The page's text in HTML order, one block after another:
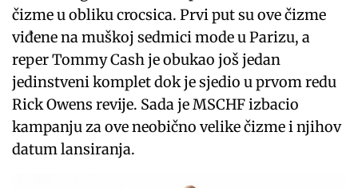
čizme u obliku crocsica. Prvi put su ove čizme
viđene na muškoj sedmici mode u Parizu, a
reper Tommy Cash je obukao još jedan
jedinstveni komplet dok je sjedio u prvom redu
Rick Owens revije. Sada je MSCHF izbacio
kampanju za ove neobično velike čizme i njihov
datum lansiranja.